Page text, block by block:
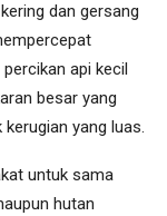
dan gersang
api kecil
besar yang
yang luas.
untuk sama
hutan